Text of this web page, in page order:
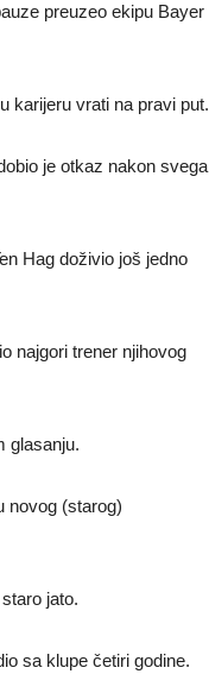
preuzeo ekipu Bayer
karijeru vrati na pravi put.
je otkaz nakon svega
Hag doživio još jedno
najgori trener njihovog
glasanju.
novog (starog)
jato.
sa klupe četiri godine.